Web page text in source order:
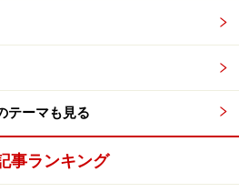
要について＞＞
です。最新の内容をご確認くださ
のではありません。
的なご判断はご自身の責任において
ついては十分に配慮しております
ではなく、これに基づく損失・損害
テーマも見る
事ランキング